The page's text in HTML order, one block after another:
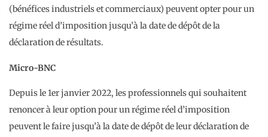
(bénéfices industriels et commerciaux) peuvent opter pour un
régime réel d’imposition jusqu’à la date de dépôt de la
déclaration de résultats.
Micro-BNC
Depuis le 1er janvier 2022, les professionnels qui souhaitent
renoncer à leur option pour un régime réel d’imposition
peuvent le faire jusqu’à la date de dépôt de leur déclaration de